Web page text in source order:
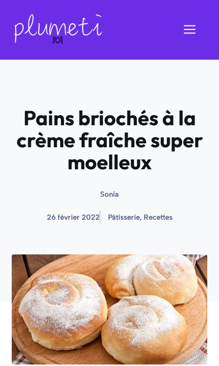
contenu
Pains briochés à la
crème fraîche super
moelleux
Sonia
26 février 2022 Pâtisserie, Recettes